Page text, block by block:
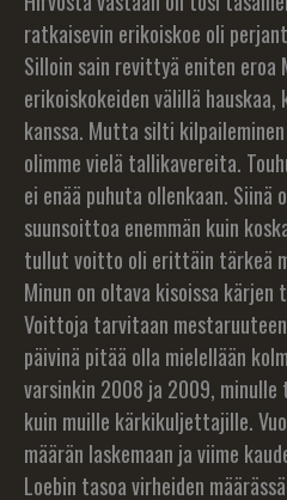
ratkaisevin erikoiskoe oli
Silloin sain revittyä eniten eroa
erikoiskokeiden välillä
kanssa. Mutta silti
olimme vielä tallikavereita.
ei enää puhuta ollenkaan. Siinä
suunsoittoa enemmän kuin
tullut voitto oli erittäin tärkeä
Minun on oltava kisoissa
Voittoja tarvitaan
päivinä pitää olla mielellään
varsinkin 2008 ja 2009, minulle
kuin muille kärkikuljettajille.
määrän laskemaan ja viime
Loebin tasoa virheiden